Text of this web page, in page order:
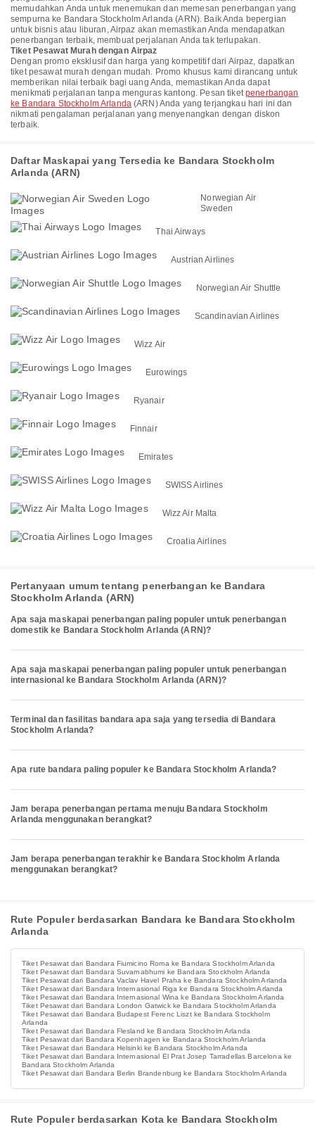
memudahkan Anda untuk menemukan dan memesan penerbangan yang
sempurna ke Bandara Stockholm Arlanda (ARN). Baik Anda bepergian
untuk bisnis atau liburan, Airpaz akan memastikan Anda mendapatkan
penerbangan terbaik, membuat perjalanan Anda tak terlupakan.
Tiket Pesawat Murah dengan Airpaz
Dengan promo eksklusif dan harga yang kompetitif dari Airpaz, dapatkan
tiket pesawat murah dengan mudah. Promo khusus kami dirancang untuk
memberikan nilai terbaik bagi uang Anda, memastikan Anda dapat
menikmati perjalanan tanpa menguras kantong. Pesan tiketpenerbangan
ke Bandara Stockholm Arlanda(ARN) Anda yang terjangkau hari ini dan
nikmati pengalaman perjalanan yang menyenangkan dengan diskon
terbaik.
Daftar Maskapai yang Tersedia ke Bandara Stockholm
Arlanda (ARN)
Norwegian Air
Sweden
Thai Airways
Austrian Airlines
Norwegian Air Shuttle
Scandinavian Airlines
Wizz Air
Eurowings
Ryanair
Finnair
Emirates
SWISS Airlines
Wizz Air Malta
Croatia Airlines
Pertanyaan umum tentang penerbangan ke Bandara
Stockholm Arlanda (ARN)
Apa saja maskapai penerbangan paling populer untuk penerbangan
domestik ke Bandara Stockholm Arlanda (ARN)?
Apa saja maskapai penerbangan paling populer untuk penerbangan
internasional ke Bandara Stockholm Arlanda (ARN)?
Terminal dan fasilitas bandara apa saja yang tersedia di Bandara
Stockholm Arlanda?
Apa rute bandara paling populer ke Bandara Stockholm Arlanda?
Jam berapa penerbangan pertama menuju Bandara Stockholm
Arlanda menggunakan berangkat?
Jam berapa penerbangan terakhir ke Bandara Stockholm Arlanda
menggunakan berangkat?
Rute Populer berdasarkan Bandara ke Bandara Stockholm
Arlanda
Tiket Pesawat dari Bandara Fiumicino Roma ke Bandara Stockholm Arlanda
Tiket Pesawat dari Bandara Suvarnabhumi ke Bandara Stockholm Arlanda
Tiket Pesawat dari Bandara Vaclav Havel Praha ke Bandara Stockholm Arlanda
Tiket Pesawat dari Bandara Internasional Riga ke Bandara Stockholm Arlanda
Tiket Pesawat dari Bandara Internasional Wina ke Bandara Stockholm Arlanda
Tiket Pesawat dari Bandara London Gatwick ke Bandara Stockholm Arlanda
Tiket Pesawat dari Bandara Budapest Ferenc Liszt ke Bandara Stockholm
Arlanda
Tiket Pesawat dari Bandara Flesland ke Bandara Stockholm Arlanda
Tiket Pesawat dari Bandara Kopenhagen ke Bandara Stockholm Arlanda
Tiket Pesawat dari Bandara Helsinki ke Bandara Stockholm Arlanda
Tiket Pesawat dari Bandara Internasional El Prat Josep Tarradellas Barcelona ke
Bandara Stockholm Arlanda
Tiket Pesawat dari Bandara Berlin Brandenburg ke Bandara Stockholm Arlanda
Rute Populer berdasarkan Kota ke Bandara Stockholm